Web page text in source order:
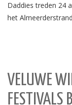
Daddies treden 24
het
VELUWE
FESTIVALS